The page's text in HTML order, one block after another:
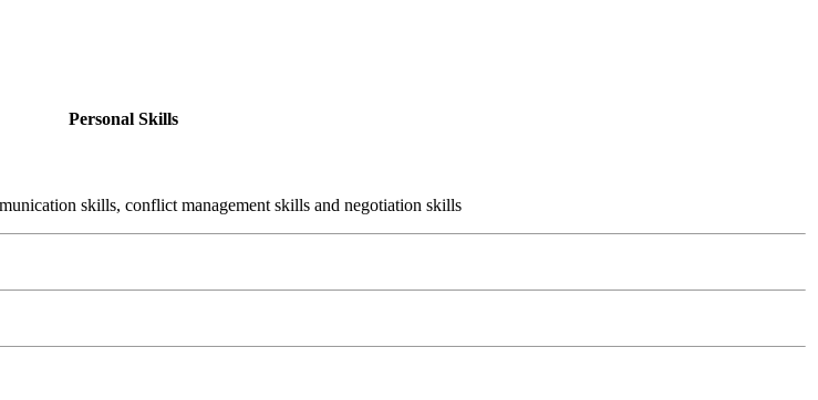
Personal Skills
skills, conflict management skills and negotiation skills